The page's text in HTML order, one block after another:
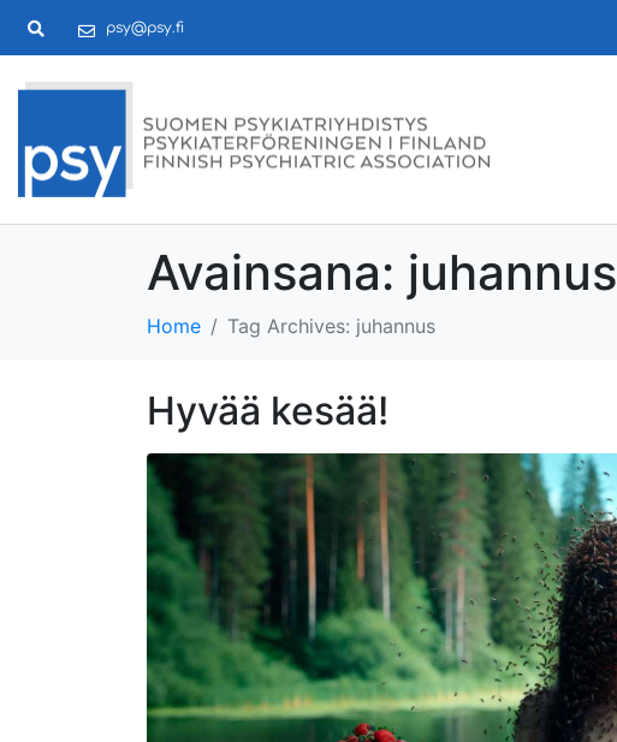
psy@psy.fi
Avainsana: juhannus
Home Tag Archives: juhannus
Hyvää kesää!